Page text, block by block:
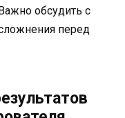
обсудить с
перед